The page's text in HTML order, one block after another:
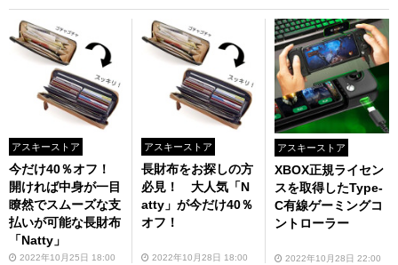
アスキーストア
今だけ40％オフ！
開ければ中身が一目
瞭然でスムーズな支
払いが可能な長財布
「Natty」
2022年10月25日 18:00
アスキーストア
長財布をお探しの方
必見！ 大人気「N
atty」が今だけ40％
オフ！
2022年10月28日 18:00
アスキーストア
XBOX正規ライセン
スを取得したType-
C有線ゲーミングコ
ントローラー
2022年10月28日 22:00